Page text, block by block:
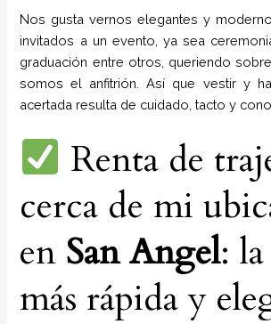
Nos gusta vernos elegantes y
invitados a un evento, ya sea
graduación entre otros, queriendo
somos el anfitrión. Así que vestir y
acertada resulta de cuidado, tacto y
Renta de
cerca de mi
en San Angel:
más rápida y